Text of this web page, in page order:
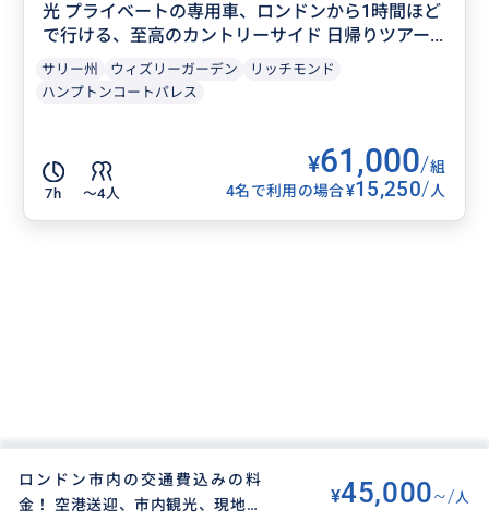
光 プライベートの専用車、ロンドンから1時間ほど
で行ける、至高のカントリーサイド 日帰りツアー...
サリー州 ウィズリーガーデン
リッチモンド
ハンプトンコートパレス
7h 〜4人
¥61,000/組
4名で利用の場合¥15,250/人
ロンドン市内の交通費込みの料
金！ 空港送迎、市内観光、現地で
¥45,000~/ 人